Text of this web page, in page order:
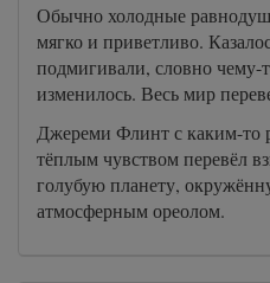
Обычно холодные
мягко и приветливо.
подмигивали, словно чему-
изменилось. Весь мир
Джереми Флинт с каким-то
тёплым чувством перевёл
голубую планету,
атмосферным ореолом.